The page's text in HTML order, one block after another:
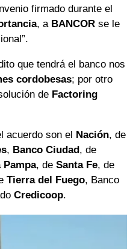
firmado durante el
, a BANCOR se le
que tendrá el banco nos
cordobesas; por otro
de Factoring
acuerdo son el Nación, de
, Banco Ciudad, de
Pampa, de Santa Fe, de
Tierra del Fuego, Banco
Credicoop.